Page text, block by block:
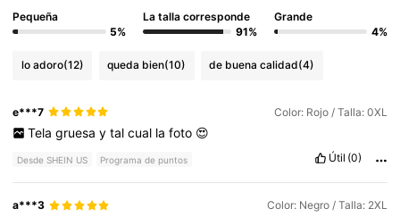
Pequeña
5%
La talla corresponde
91%
Grande
4%
lo adoro(12) queda bien(10) de buena calidad(4)
e***7 Color: Rojo / Talla: 0XL
Tela gruesa y tal cual la foto 😍
Desde SHEIN US Programa de puntos Útil (0)
a***3 Color: Negro / Talla: 2XL